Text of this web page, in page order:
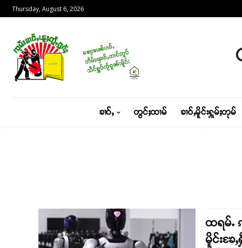
Thursday, August 6, 2026
ၶၢဝ်ႇ တွင်ႈထၢမ် ၶၢဝ်ႇမိူင်းႁူမ်ႈတုမ်
ထရမ်ႉ
မိူင်းၶႄ